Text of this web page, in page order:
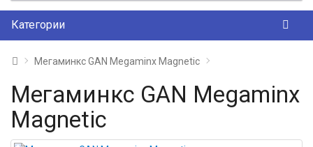
Категории
Мегаминкс GAN Megaminx Magnetic
Мегаминкс GAN Megaminx
Magnetic